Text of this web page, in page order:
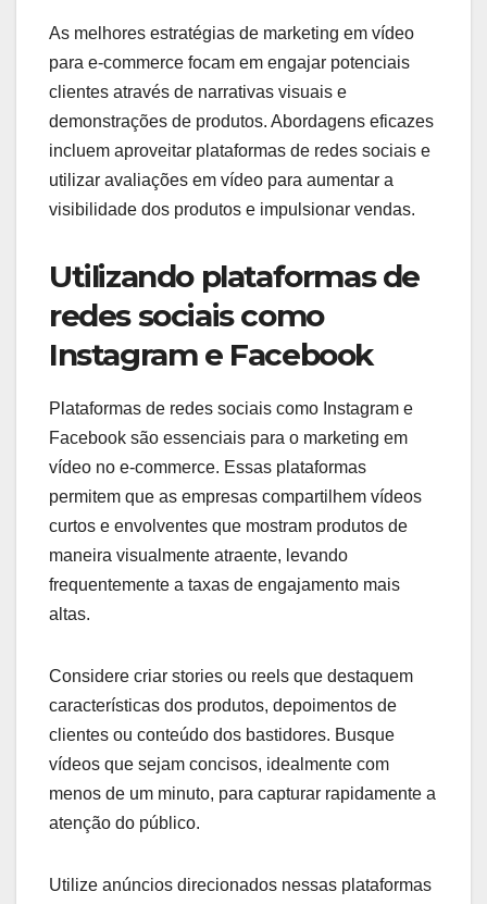
As melhores estratégias de marketing em vídeo
para e-commerce focam em engajar potenciais
clientes através de narrativas visuais e
demonstrações de produtos. Abordagens eficazes
incluem aproveitar plataformas de redes sociais e
utilizar avaliações em vídeo para aumentar a
visibilidade dos produtos e impulsionar vendas.
Utilizando plataformas de
redes sociais como
Instagram e Facebook
Plataformas de redes sociais como Instagram e
Facebook são essenciais para o marketing em
vídeo no e-commerce. Essas plataformas
permitem que as empresas compartilhem vídeos
curtos e envolventes que mostram produtos de
maneira visualmente atraente, levando
frequentemente a taxas de engajamento mais
altas.
Considere criar stories ou reels que destaquem
características dos produtos, depoimentos de
clientes ou conteúdo dos bastidores. Busque
vídeos que sejam concisos, idealmente com
menos de um minuto, para capturar rapidamente a
atenção do público.
Utilize anúncios direcionados nessas plataformas